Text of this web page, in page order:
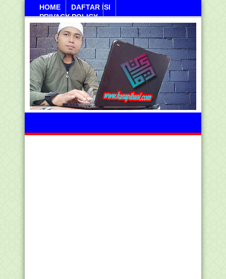
HOME
DAFTAR ISI
PRIVACY POLICY
Jumahat, 07 Agustus 2026